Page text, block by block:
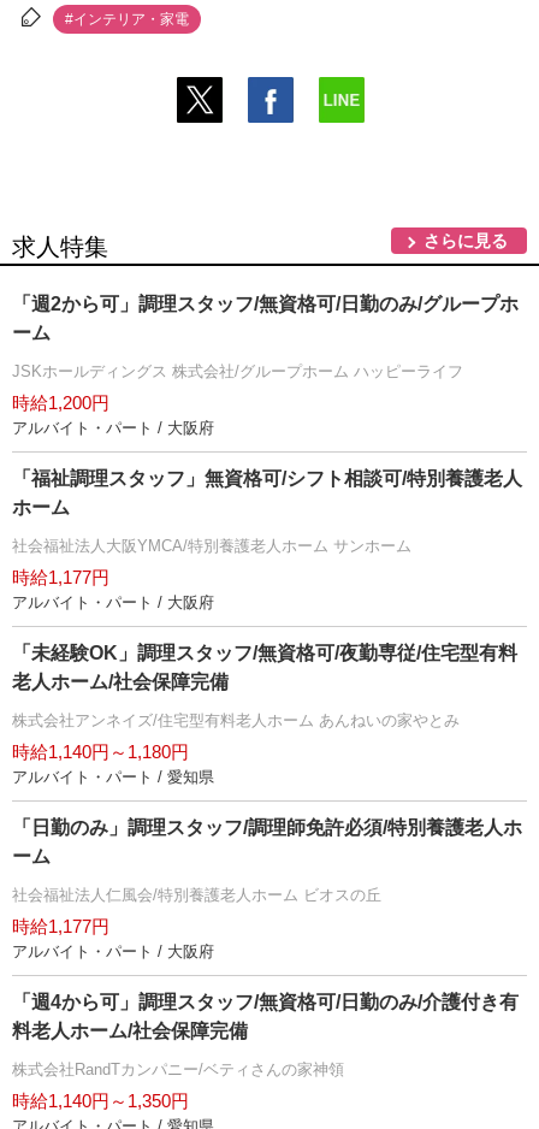
#インテリア・家電
求人特集 さらに見る
「週2から可」調理スタッフ/無資格可/日勤のみ/グループホ
ーム
JSKホールディングス 株式会社/グループホーム ハッピーライフ
時給1,200円
アルバイト・パート / 大阪府
「福祉調理スタッフ」無資格可/シフト相談可/特別養護老人
ホーム
社会福祉法人大阪YMCA/特別養護老人ホーム サンホーム
時給1,177円
アルバイト・パート / 大阪府
「未経験OK」調理スタッフ/無資格可/夜勤専従/住宅型有料
老人ホーム/社会保障完備
株式会社アンネイズ/住宅型有料老人ホーム あんねいの家やとみ
時給1,140円～1,180円
アルバイト・パート / 愛知県
「日勤のみ」調理スタッフ/調理師免許必須/特別養護老人ホ
ーム
社会福祉法人仁風会/特別養護老人ホーム ビオスの丘
時給1,177円
アルバイト・パート / 大阪府
「週4から可」調理スタッフ/無資格可/日勤のみ/介護付き有
料老人ホーム/社会保障完備
株式会社RandTカンパニー/ベティさんの家神領
時給1,140円～1,350円